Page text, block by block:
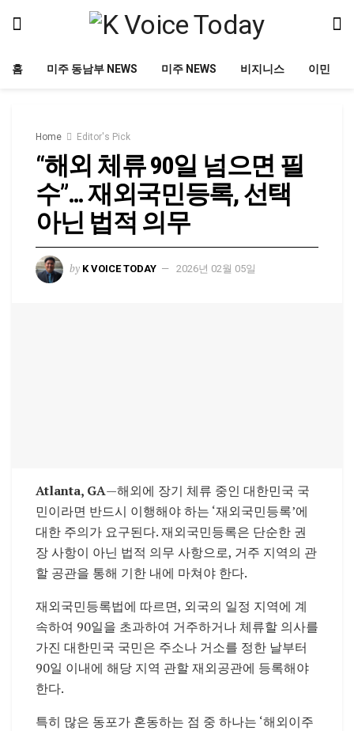
홈 미주 동남부 NEWS 미주 NEWS 비지니스 이민
Home Editor's Pick
“해외 체류 90일 넘으면 필
수”… 재외국민등록, 선택
아닌 법적 의무
by K VOICE TODAY 2026년 02월 05일
Atlanta, GA—해외에 장기 체류 중인 대한민국 국
민이라면 반드시 이행해야 하는 ‘재외국민등록’에
대한 주의가 요구된다. 재외국민등록은 단순한 권
장 사항이 아닌 법적 의무 사항으로, 거주 지역의 관
할 공관을 통해 기한 내에 마쳐야 한다.
재외국민등록법에 따르면, 외국의 일정 지역에 계
속하여 90일을 초과하여 거주하거나 체류할 의사를
가진 대한민국 국민은 주소나 거소를 정한 날부터
90일 이내에 해당 지역 관할 재외공관에 등록해야
한다.
특히 많은 동포가 혼동하는 점 중 하나는 ‘해외이주